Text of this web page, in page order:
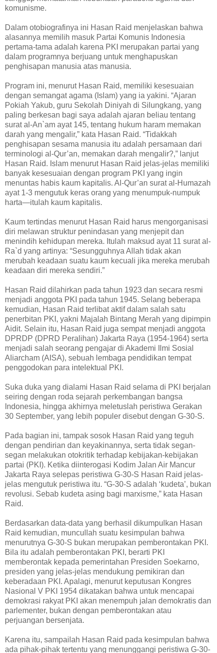
komunisme.
Dalam otobiografinya ini Hasan Raid menjelaskan bahwa
alasannya memilih masuk Partai Komunis Indonesia
pertama-tama adalah karena PKI merupakan partai yang
dalam programnya berjuang untuk menghapuskan
penghisapan manusia atas manusia.
Program ini, menurut Hasan Raid, memiliki kesesuaian
dengan semangat agama (Islam) yang ia yakini. “Ajaran
Pokiah Yakub, guru Sekolah Diniyah di Silungkang, yang
paling berkesan bagi saya adalah ajaran beliau tentang
surat al-An`am ayat 145, tentang hukum haram memakan
darah yang mengalir,” kata Hasan Raid. “Tidakkah
penghisapan sesama manusia itu adalah persamaan dari
terminologi al-Qur’an, memakan darah mengalir?,” lanjut
Hasan Raid. Islam menurut Hasan Raid jelas-jelas memiliki
banyak kesesuaian dengan program PKI yang ingin
menuntas habis kaum kapitalis. Al-Qur’an surat al-Humazah
ayat 1-3 mengutuk keras orang yang menumpuk-numpuk
harta—itulah kaum kapitalis.
Kaum tertindas menurut Hasan Raid harus mengorganisasi
diri melawan struktur penindasan yang menjepit dan
menindih kehidupan mereka. Itulah maksud ayat 11 surat al-
Ra`d yang artinya: “Sesungguhnya Allah tidak akan
merubah keadaan suatu kaum kecuali jika mereka merubah
keadaan diri mereka sendiri.”
Hasan Raid dilahirkan pada tahun 1923 dan secara resmi
menjadi anggota PKI pada tahun 1945. Selang beberapa
kemudian, Hasan Raid terlibat aktif dalam salah satu
penerbitan PKI, yakni Majalah Bintang Merah yang dipimpin
Aidit. Selain itu, Hasan Raid juga sempat menjadi anggota
DPRDP (DPRD Peralihan) Jakarta Raya (1954-1964) serta
menjadi salah seorang pengajar di Akademi Ilmi Sosial
Aliarcham (AISA), sebuah lembaga pendidikan tempat
penggodokan para intelektual PKI.
Suka duka yang dialami Hasan Raid selama di PKI berjalan
seiring dengan roda sejarah perkembangan bangsa
Indonesia, hingga akhirnya meletuslah peristiwa Gerakan
30 September, yang lebih populer disebut dengan G-30-S.
Pada bagian ini, tampak sosok Hasan Raid yang teguh
dengan pendirian dan keyakinannya, serta tidak segan-
segan melakukan otokritik terhadap kebijakan-kebijakan
partai (PKI). Ketika diinterogasi Kodim Jalan Air Mancur
Jakarta Raya selepas peristiwa G-30-S Hasan Raid jelas-
jelas mengutuk peristiwa itu. “G-30-S adalah ‘kudeta’, bukan
revolusi. Sebab kudeta asing bagi marxisme,” kata Hasan
Raid.
Berdasarkan data-data yang berhasil dikumpulkan Hasan
Raid kemudian, muncullah suatu kesimpulan bahwa
menurutnya G-30-S bukan merupakan pemberontakan PKI.
Bila itu adalah pemberontakan PKI, berarti PKI
memberontak kepada pemerintahan Presiden Soekarno,
presiden yang jelas-jelas mendukung pemikiran dan
keberadaan PKI. Apalagi, menurut keputusan Kongres
Nasional V PKI 1954 dikatakan bahwa untuk mencapai
demokrasi rakyat PKI akan menempuh jalan demokratis dan
parlementer, bukan dengan pemberontakan atau
perjuangan bersenjata.
Karena itu, sampailah Hasan Raid pada kesimpulan bahwa
ada pihak-pihak tertentu yang menunggangi peristiwa G-30-